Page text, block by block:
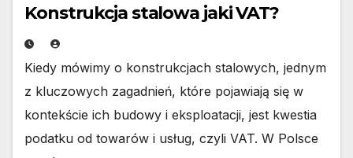
Konstrukcja stalowa jaki VAT?
Kiedy mówimy o konstrukcjach stalowych, jednym
z kluczowych zagadnień, które pojawiają się w
kontekście ich budowy i eksploatacji, jest kwestia
podatku od towarów i usług, czyli VAT. W Polsce